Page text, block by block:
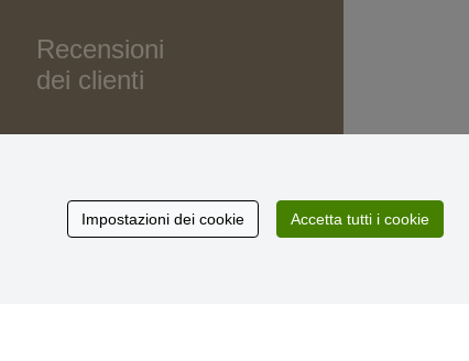
Recensioni
dei clienti
Impostazioni dei cookie Accetta tutti i cookie